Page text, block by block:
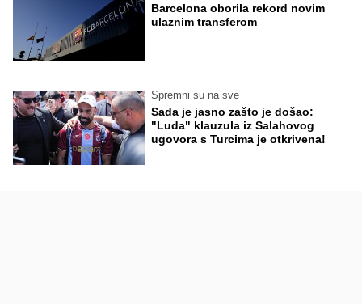
Barcelona oborila rekord novim
ulaznim transferom
Spremni su na sve
Sada je jasno zašto je došao:
"Luda" klauzula iz Salahovog
ugovora s Turcima je otkrivena!